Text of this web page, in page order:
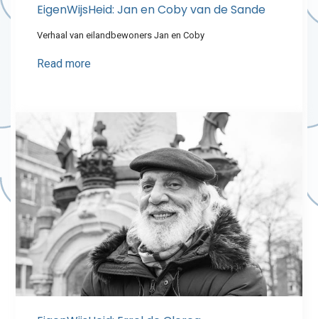
EigenWijsHeid: Jan en Coby van de Sande
Verhaal van eilandbewoners Jan en Coby
Read more